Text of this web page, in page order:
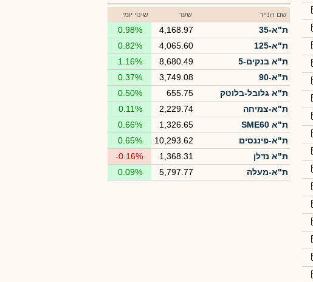
שם הנייר שער שינוי יומי
ת"א-35 4,168.97
0.98%
ת"א-125
4,065.60
0.82%
ת"א בנקים-5
8,680.49
1.16%
ת"א-90
3,749.08
0.37%
ת"א גלובל-בלוטק
655.75
0.50%
ת"א-צמיחה
2,229.74
0.11%
ת"א SME60
1,326.65
0.66%
ת"א-פיננסים
10,293.62
0.65%
ת"א נדלן
1,368.31
-0.16%
ת"א-מעלה
5,797.77
0.09%